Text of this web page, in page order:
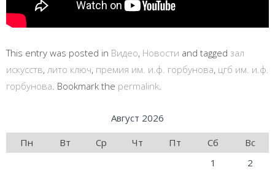
This entry was posted in Видео, Новости and tagged зал
искусств, лито ключ, премия им. и.ф. горбунова, цгб им. и.ф.
горбунова. Bookmark the permalink.
Август 2026
Пн
Вт Ср Чт Пт Сб
Вс
1
2